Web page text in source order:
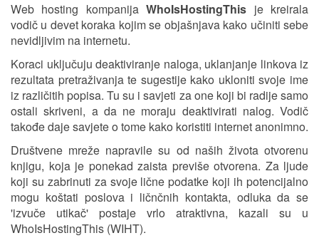
Web hosting kompanijaWhoIsHostingThis je kreirala
vodič u devet koraka kojim se objašnjava kako učiniti sebe
nevidljivim na internetu.
Koraci uključuju deaktiviranje naloga, uklanjanje linkova iz
rezultata pretraživanja te sugestije kako ukloniti svoje ime
iz različitih popisa. Tu su i savjeti za one koji bi radije samo
ostali skriveni, a da ne moraju deaktivirati nalog. Vodič
takođe daje savjete o tome kako koristiti internet anonimno.
Društvene mreže napravile su od naših života otvorenu
knjigu, koja je ponekad zaista previše otvorena. Za ljude
koji su zabrinuti za svoje lične podatke koji ih potencijalno
mogu koštati poslova i ličnčnih kontakta, odluka da se
'izvuče utikač' postaje vrlo atraktivna, kazali su u
WhoIsHostingThis (WIHT).